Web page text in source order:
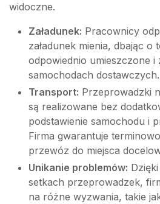
widoczne.
Załadunek: Pracownicy
załadunek mienia, dbając o
odpowiednio umieszczone i
samochodach dostawczych.
Transport: Przeprowadzki
są realizowane bez
podstawienie samochodu i
Firma gwarantuje
przewóz do miejsca
Unikanie problemów:
setkach przeprowadzek,
na różne wyzwania, takie